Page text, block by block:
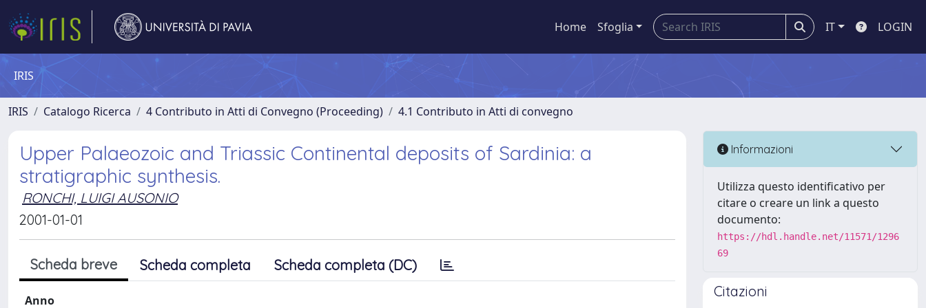
Home Sfoglia IT LOGIN
IRIS
IRIS Catalogo Ricerca 4 Contributo in Atti di Convegno (Proceeding) 4.1 Contributo in Atti di convegno
Upper Palaeozoic and Triassic Continental deposits of Sardinia: a
stratigraphic synthesis.
RONCHI, LUIGI AUSONIO
2001-01-01
Scheda breve Scheda completa Scheda completa (DC)
Anno
Informazioni
Utilizza questo identificativo per
citare o creare un link a questo
documento:
https://hdl.handle.net/11571/1296
69
Citazioni